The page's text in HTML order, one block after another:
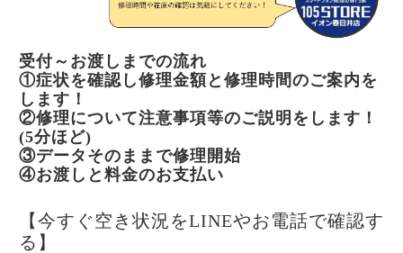
受付～お渡しまでの流れ
①症状を確認し修理金額と修理時間のご案内を
します！
②修理について注意事項等のご説明をします！
(5分ほど)
③データそのままで修理開始
④お渡しと料金のお支払い
【今すぐ空き状況をLINEやお電話で確認す
る】